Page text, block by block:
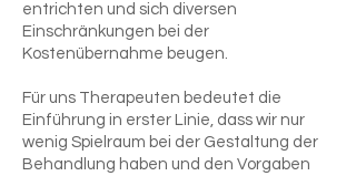
entrichten und sich diversen
Einschränkungen bei der
Kostenübernahme beugen.
Für uns Therapeuten bedeutet die
Einführung in erster Linie, dass wir nur
wenig Spielraum bei der Gestaltung der
Behandlung haben und den Vorgaben